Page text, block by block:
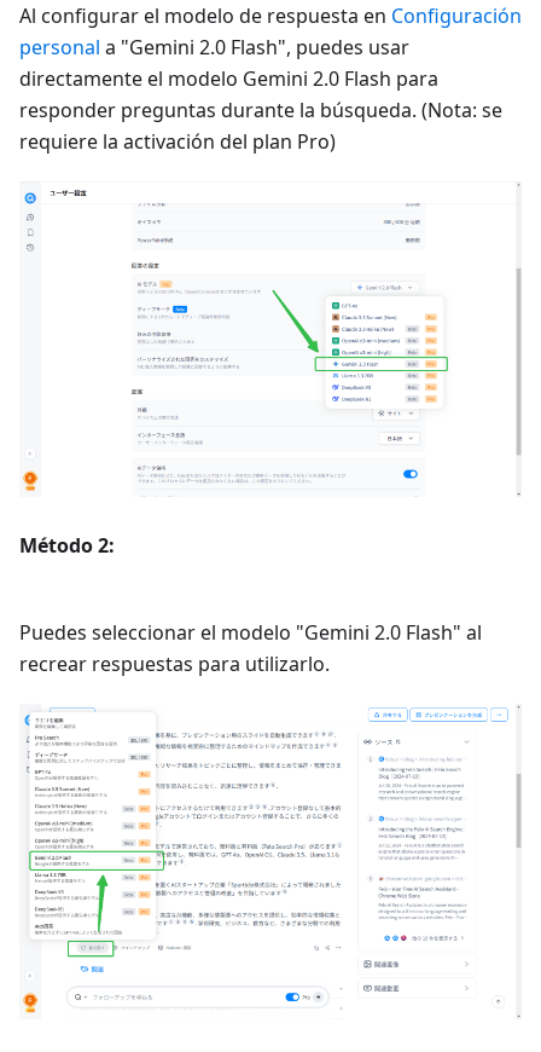
Al configurar el modelo de respuesta en Configuración
personal a "Gemini 2.0 Flash", puedes usar
directamente el modelo Gemini 2.0 Flash para
responder preguntas durante la búsqueda. (Nota: se
requiere la activación del plan Pro)
Método 2:
Puedes seleccionar el modelo "Gemini 2.0 Flash" al
recrear respuestas para utilizarlo.